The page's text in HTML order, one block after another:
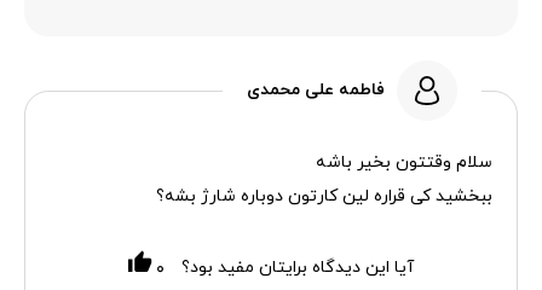
فاطمه علی محمدی
سلام وقتتون بخیر باشه
ببخشید کی قراره لین کارتون دوباره شارژ بشه؟
آیا این دیدگاه برایتان مفید بود؟ ۰